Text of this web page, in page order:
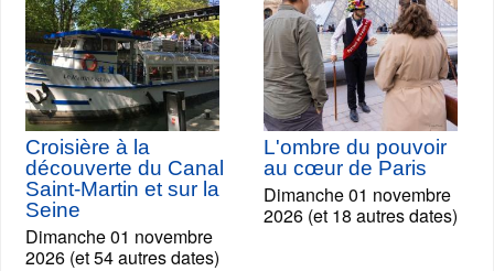
Croisière à la
découverte du Canal
Saint-Martin et sur la
Seine
Dimanche 01 novembre
2026 (et 54 autres dates)
L'ombre du pouvoir
au cœur de Paris
Dimanche 01 novembre
2026 (et 18 autres dates)